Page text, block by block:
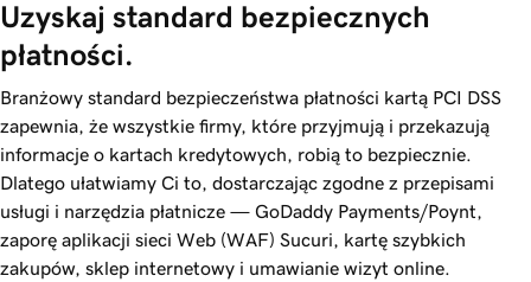
Uzyskaj standard bezpiecznych
płatności.
Branżowy standard bezpieczeństwa płatności kartą PCI DSS
zapewnia, że wszystkie firmy, które przyjmują i przekazują
informacje o kartach kredytowych, robią to bezpiecznie.
Dlatego ułatwiamy Ci to, dostarczając zgodne z przepisami
usługi i narzędzia płatnicze — GoDaddy Payments/Poynt,
zaporę aplikacji sieci Web (WAF) Sucuri, kartę szybkich
zakupów, sklep internetowy i umawianie wizyt online.